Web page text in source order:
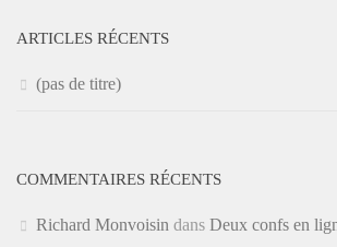
ARTICLES RÉCENTS
(pas de titre)
COMMENTAIRES RÉCENTS
Richard Monvoisin dans Deux confs en